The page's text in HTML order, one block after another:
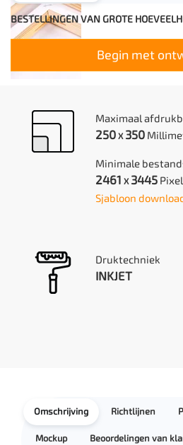
BESTELLINGEN VAN GROTE
Begin met
Maximaal
250 X 350
Minimale
2461 X 3445Pixel
Sjabloon
Druktechniek
INKJET
Omschrijving Richtlijnen
Mockup Beoordelingen van